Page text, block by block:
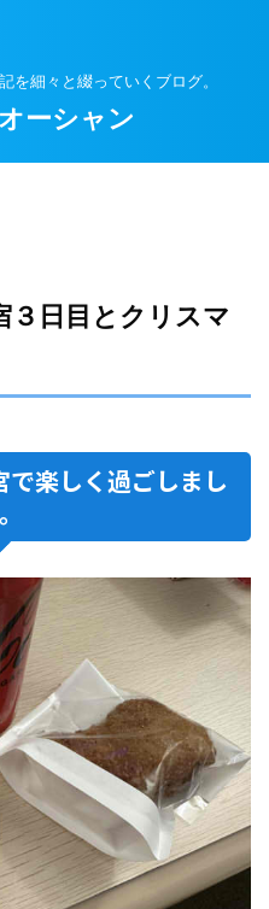
を細々と綴っていくブログ。
ーシャン
３日目とクリスマ
楽しく過ごしまし